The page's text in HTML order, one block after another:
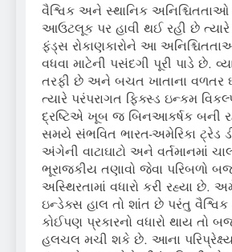
વૈશ્વિક અને સ્થાનિક
આઉટલૂક પર હાવી થઈ રહી છે
ફંડ્સ રોકાણકારોને આ
વધવા માટેની પસંદગી પૂરી પાડે છે.
તરફી છે અને બચત ખાતાના વળતર
ત્યારે પરંપરાગત ફિક્સ્ડ ઇન્કમ
દ્રષ્ટિએ ખૂબ જ બિનઆકર્ષક બની
સમયે સંભવિત ભારત-અમેરિકા ટ્રેડ
અંગેની વાટાઘાટો અને વર્તમાનમાં
ભૂરાજકીય તણાવો જેવા પરિબળો
અસ્થિરતામાં વધારો કરી રહ્યા છે.
ઇન્ડેક્સ હાલ તો શાંત છે પરંતુ વૈશ્વિક
કોઈપણ પ્રકારનો વધારો થાય તો
હલચલ મચી શકે છે. આના